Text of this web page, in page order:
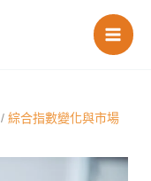
/綜合指數變化與市場